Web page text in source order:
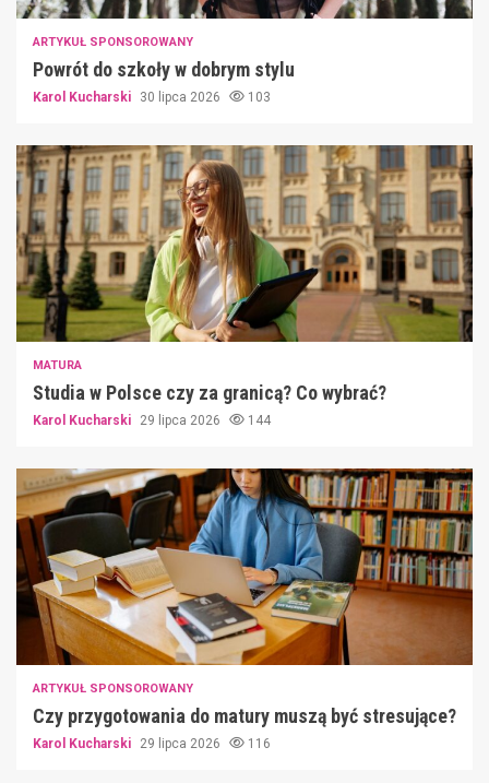
ARTYKUŁ SPONSOROWANY
Powrót do szkoły w dobrym stylu
Karol Kucharski 30 lipca 2026 103
MATURA
Studia w Polsce czy za granicą? Co wybrać?
Karol Kucharski 29 lipca 2026 144
ARTYKUŁ SPONSOROWANY
Czy przygotowania do matury muszą być stresujące?
Karol Kucharski 29 lipca 2026 116